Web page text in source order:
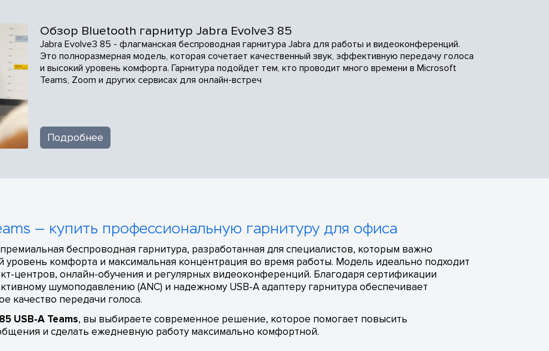
Обзор Bluetooth гарнитур Jabra Evolve3 85
Jabra Evolve3 85 - флагманская беспроводная гарнитура Jabra для работы и видеоконференций.
Это полноразмерная модель, которая сочетает качественный звук, эффективную передачу голоса
и высокий уровень комфорта. Гарнитура подойдет тем, кто проводит много времени в Microsoft
Teams, Zoom и других сервисах для онлайн-встреч
Подробнее
— купить профессиональную гарнитуру для офиса
беспроводная гарнитура, разработанная для специалистов, которым важно
уровень комфорта и максимальная концентрация во время работы. Модель идеально подходит
центров, онлайн-обучения и регулярных видеоконференций. Благодаря сертификации
шумоподавлению (ANC) и надежному USB-A адаптеру гарнитура обеспечивает
качество передачи голоса.
USB-A Teams, вы выбираете современное решение, которое помогает повысить
и сделать ежедневную работу максимально комфортной.